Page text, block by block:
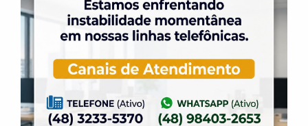
Vôlei Escolinha
Natação
Hidroginástica